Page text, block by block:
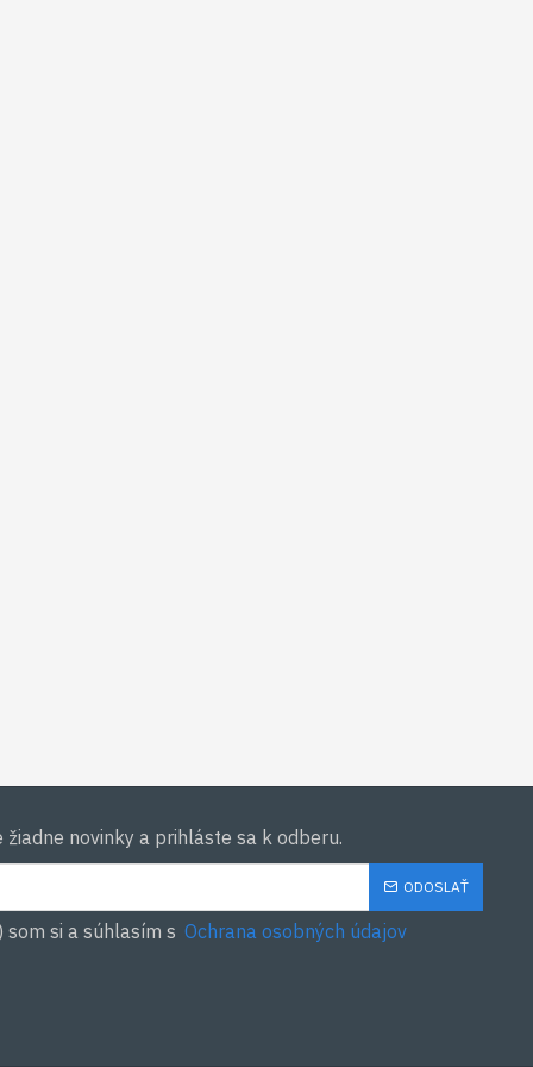
novinky a prihláste sa k odberu.
ODOSLAŤ
som si a súhlasím s Ochrana osobných údajov